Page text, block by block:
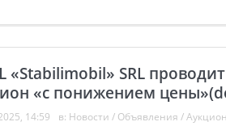
«Stabilimobil» SRL проводит
«с понижением
14:59 в: Новости / Объявления /